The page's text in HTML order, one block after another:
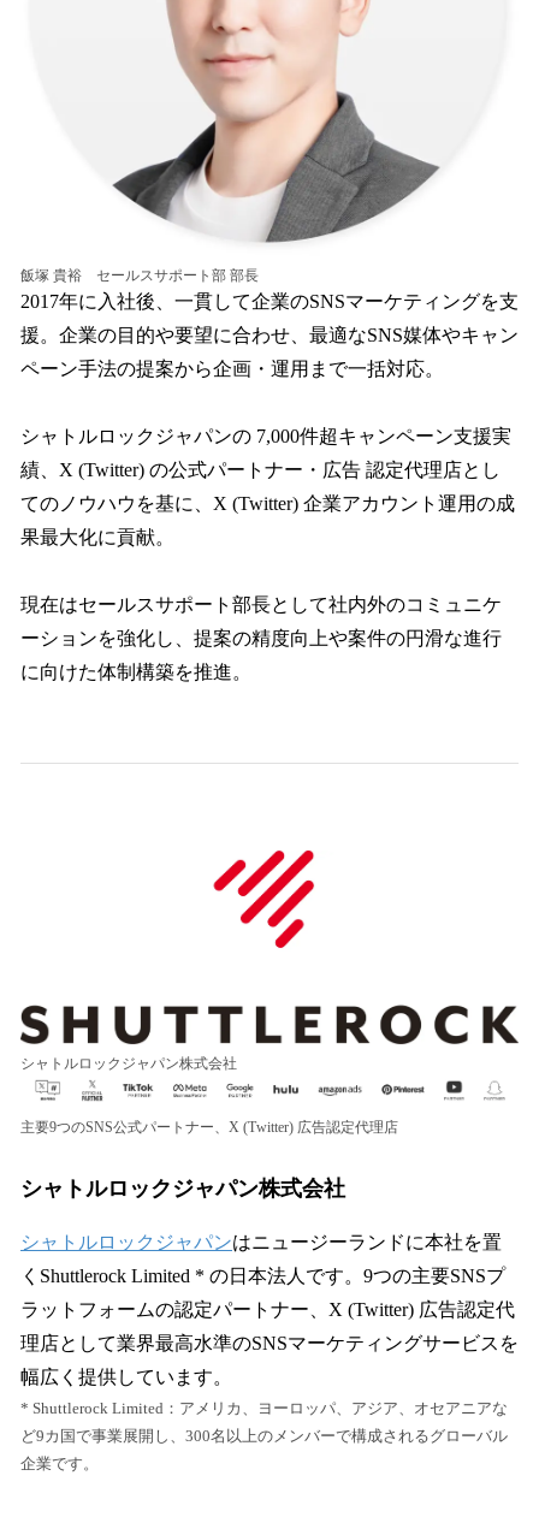
飯塚 貴裕 セールスサポート部 部長
2017年に入社後、一貫して企業のSNSマーケティングを支
援。企業の目的や要望に合わせ、最適なSNS媒体やキャン
ペーン手法の提案から企画・運用まで一括対応。
シャトルロックジャパンの 7,000件超キャンペーン支援実
績、X (Twitter) の公式パートナー・広告 認定代理店とし
てのノウハウを基に、X (Twitter) 企業アカウント運用の成
果最大化に貢献。
現在はセールスサポート部長として社内外のコミュニケ
ーションを強化し、提案の精度向上や案件の円滑な進行
に向けた体制構築を推進。
シャトルロックジャパン株式会社
主要9つのSNS公式パートナー、X (Twitter) 広告認定代理店
シャトルロックジャパン株式会社
シャトルロックジャパンはニュージーランドに本社を置
くShuttlerock Limited * の日本法人です。9つの主要SNSプ
ラットフォームの認定パートナー、X (Twitter) 広告認定代
理店として業界最高水準のSNSマーケティングサービスを
幅広く提供しています。
* Shuttlerock Limited：アメリカ、ヨーロッパ、アジア、オセアニアな
ど9カ国で事業展開し、300名以上のメンバーで構成されるグローバル
企業です。